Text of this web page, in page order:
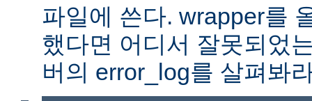
파일에 쓴다. wrapper를
했다면 어디서 잘못되었
버의 error_log를 살펴봐